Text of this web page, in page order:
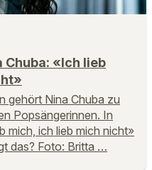
Chuba: «Ich lieb
gehört Nina Chuba zu
Popsängerinnen. In
mich, ich lieb mich nicht»
das? Foto: Britta …